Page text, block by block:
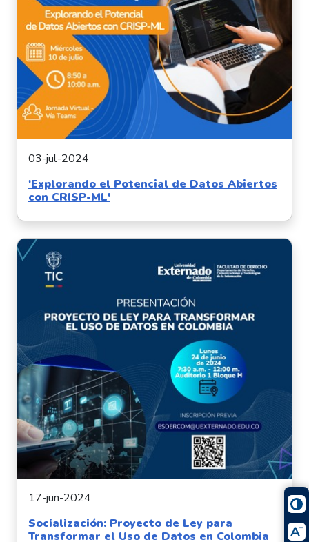
03-jul-2024
'Explorando el Potencial de Datos Abiertos
con CRISP-ML'
17-jun-2024
Socialización: Proyecto de Ley para
Transformar el Uso de Datos en Colombia